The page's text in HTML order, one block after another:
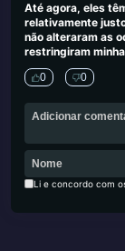
Até agora, eles
relativamente
não alteraram as
restringiram
0 0
Li e concordo com